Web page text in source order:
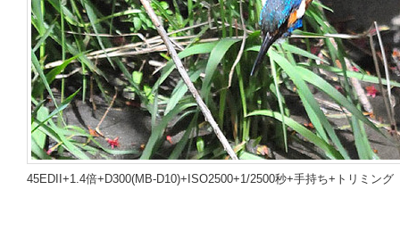
45EDII+1.4倍+D300(MB-D10)+ISO2500+1/2500秒+手持ち+トリミング